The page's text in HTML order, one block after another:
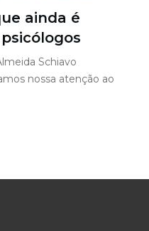
ainda é
Schiavo
nossa atenção ao